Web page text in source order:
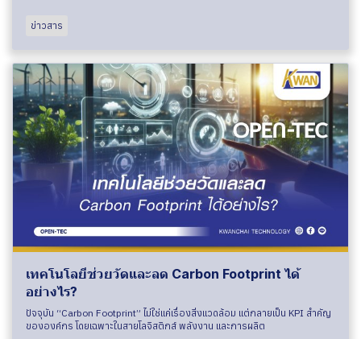
ข่าวสาร
เทคโนโลยีช่วยวัดและลด Carbon Footprint ได้
อย่างไร?
ปัจจุบัน “Carbon Footprint” ไม่ใช่แค่เรื่องสิ่งแวดล้อม แต่กลายเป็น KPI สำคัญ
ขององค์กร โดยเฉพาะในสายโลจิสติกส์ พลังงาน และการผลิต